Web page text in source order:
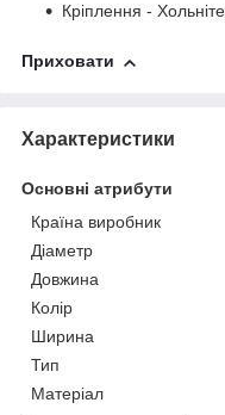
Кріплення -
Приховати
Характеристики
Основні атрибути
Країна виробник
Діаметр
Довжина
Колір
Ширина
Тип
Матеріал